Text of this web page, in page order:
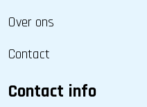
Over ons
Contact
Contact info